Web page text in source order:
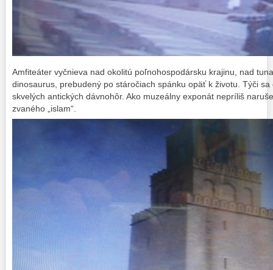
Amfiteáter vyčnieva nad okolitú poľnohospodársku krajinu, nad
dinosaurus, prebudený po stáročiach spánku opäť k životu. Týči
skvelých antických dávnohôr. Ako muzeálny exponát nepríliš
zvaného „islam“.